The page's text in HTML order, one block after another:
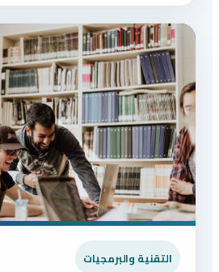
التقنية والبرمجيات